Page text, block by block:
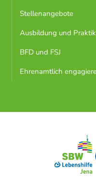
Stellenangebote
Ausbildung und
BFD und FSJ
Ehrenamtlich